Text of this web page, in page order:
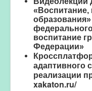
«Воспитание,
образования»
воспитание
Федерации»
адаптивного
реализации
xakaton.ru/